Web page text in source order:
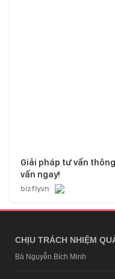
Giải pháp tư vấn
vấn ngay!
bizfly.vn
CHỊU TRÁCH NHIỆM
Bà Nguyễn Bích Minh